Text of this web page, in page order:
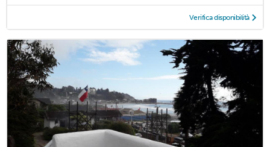
Verifica disponibilità